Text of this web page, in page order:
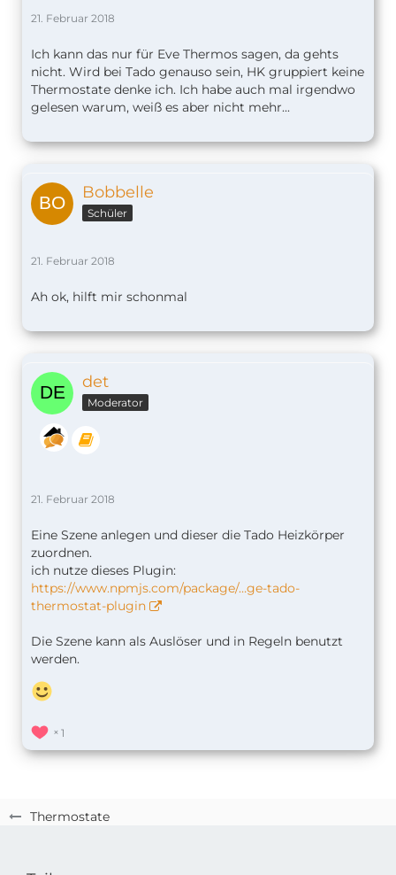
Thermostate
21. Februar 2018
Ich kann das nur für Eve Thermos sagen, da gehts
nicht. Wird bei Tado genauso sein, HK gruppiert keine
Thermostate denke ich. Ich habe auch mal irgendwo
gelesen warum, weiß es aber nicht mehr...
Bobbelle
Schüler
21. Februar 2018
Ah ok, hilft mir schonmal
det
Moderator
21. Februar 2018
Eine Szene anlegen und dieser die Tado Heizkörper
zuordnen.
ich nutze dieses Plugin:
https://www.npmjs.com/package/…ge-tado-
thermostat-plugin
Die Szene kann als Auslöser und in Regeln benutzt
werden.
1